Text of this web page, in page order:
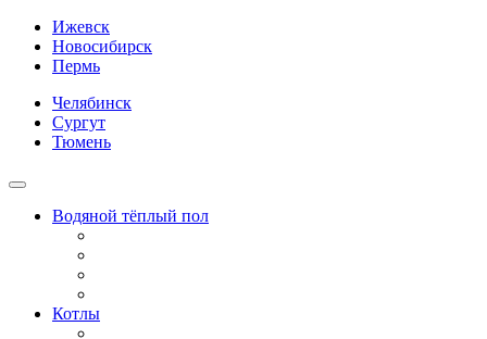
Ижевск
Новосибирск
Пермь
Челябинск
Сургут
Тюмень
Водяной тёплый пол
Котлы